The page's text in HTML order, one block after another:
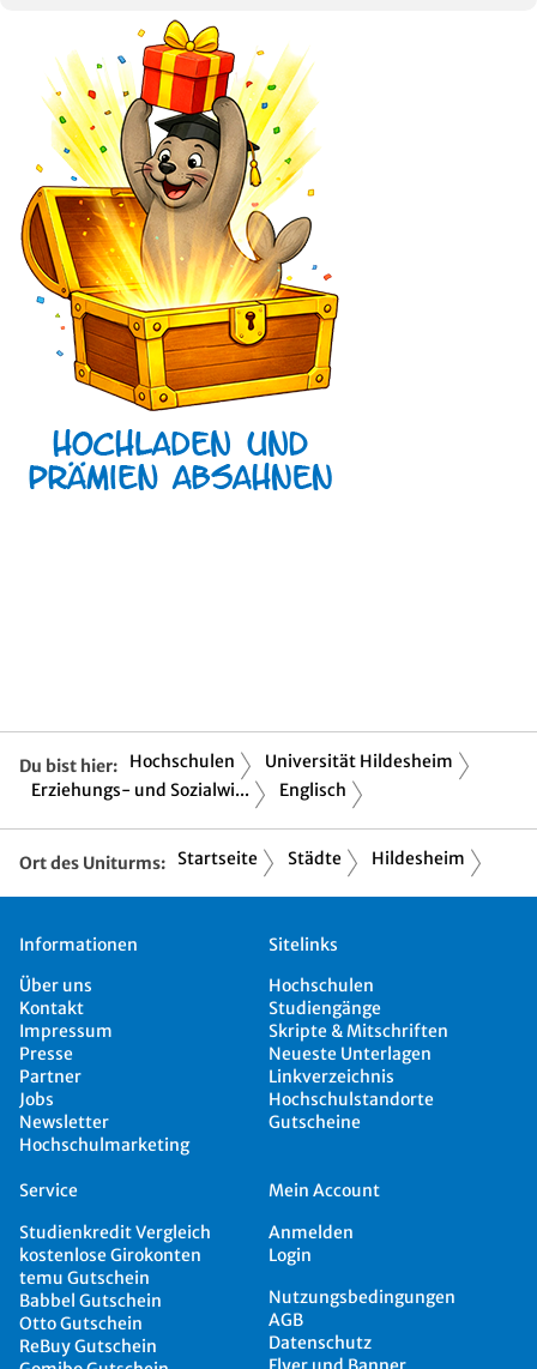
Du bist hier: Hochschulen
Universität Hildesheim
Erziehungs- und Sozialwi...
Englisch
Ort des Uniturms: Startseite Städte Hildesheim
Informationen
Über uns
Kontakt
Impressum
Presse
Partner
Jobs
Newsletter
Hochschulmarketing
Sitelinks
Hochschulen
Studiengänge
Skripte & Mitschriften
Neueste Unterlagen
Linkverzeichnis
Hochschulstandorte
Gutscheine
Service
Studienkredit Vergleich
kostenlose Girokonten
temu Gutschein
Babbel Gutschein
Otto Gutschein
ReBuy Gutschein
Mein Account
Anmelden
Login
Nutzungsbedingungen
AGB
Datenschutz